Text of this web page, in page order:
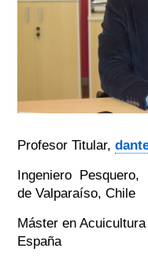
Profesor Titular,
Ingeniero
de Valparaíso, Chile
Máster en
España